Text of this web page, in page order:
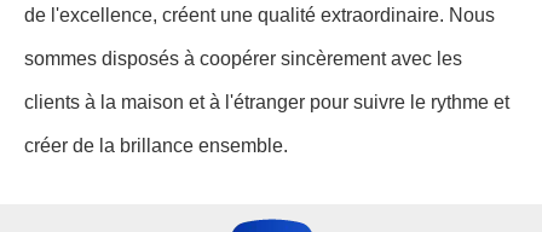
de l'excellence, créent une qualité extraordinaire. Nous
sommes disposés à coopérer sincèrement avec les
clients à la maison et à l'étranger pour suivre le rythme et
créer de la brillance ensemble.